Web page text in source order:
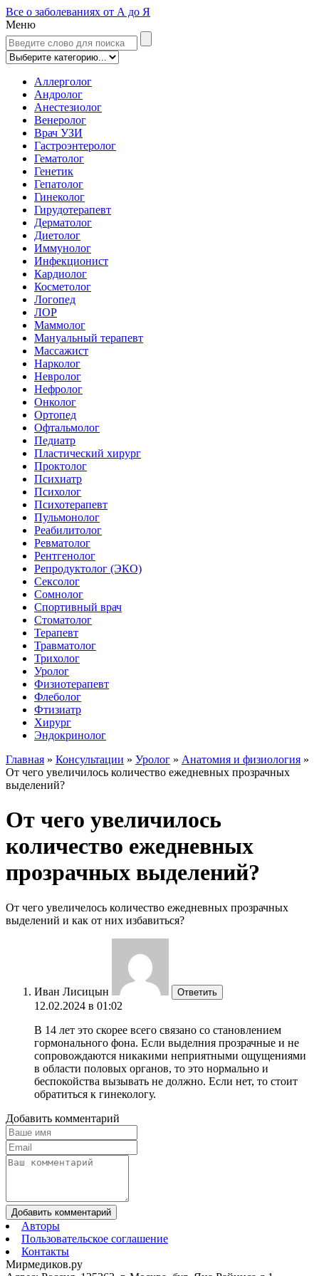
Все о заболеваниях от А до Я
Меню
Аллерголог
Андролог
Анестезиолог
Венеролог
Врач УЗИ
Гастроэнтеролог
Гематолог
Генетик
Гепатолог
Гинеколог
Гирудотерапевт
Дерматолог
Диетолог
Иммунолог
Инфекционист
Кардиолог
Косметолог
Логопед
ЛОР
Маммолог
Мануальный терапевт
Массажист
Нарколог
Невролог
Нефролог
Онколог
Ортопед
Офтальмолог
Педиатр
Пластический хирург
Проктолог
Психиатр
Психолог
Психотерапевт
Пульмонолог
Реабилитолог
Ревматолог
Рентгенолог
Репродуктолог (ЭКО)
Сексолог
Сомнолог
Спортивный врач
Стоматолог
Терапевт
Травматолог
Трихолог
Уролог
Физиотерапевт
Флеболог
Фтизиатр
Хирург
Эндокринолог
Главная » Консультации » Уролог » Анатомия и физиология »
От чего увеличилось количество ежедневных прозрачных
выделений?
От чего увеличилось
количество ежедневных
прозрачных выделений?
От чего увеличелось количество ежедневных прозрачных
выделений и как от них избавиться?
Иван Лисицын Ответить
12.02.2024 в 01:02
В 14 лет это скорее всего связано со становлением
гормонального фона. Если выделния прозрачные и не
сопровождаются никакими неприятными ощущениями
в области половых органов, то это нормально и
беспокойства вызывать не должно. Если нет, то стоит
обратиться к гинекологу.
Добавить комментарий
Добавить комментарий
Авторы
Пользовательское соглашение
Контакты
Мирмедиков.ру